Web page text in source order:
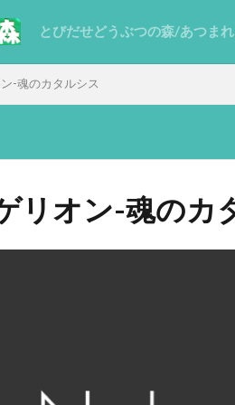
とびだせどうぶつの森/あつま
-魂のカタルシス
リオン-魂のカ